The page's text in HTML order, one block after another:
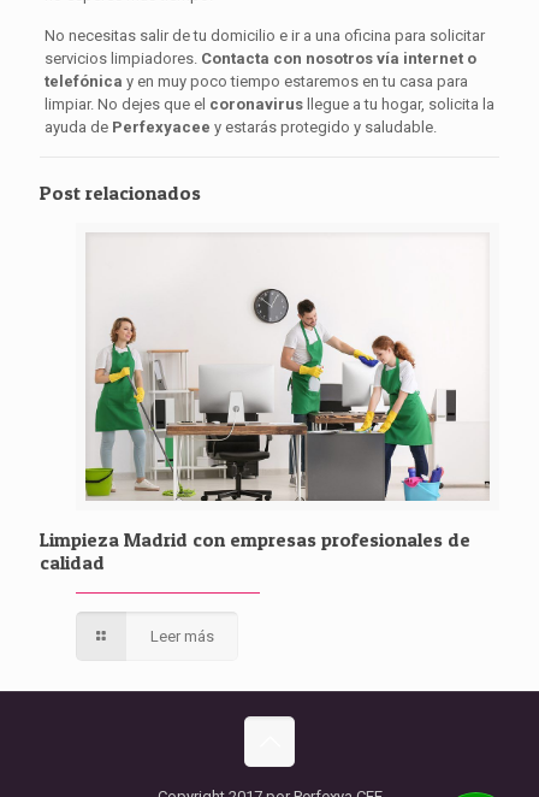
No necesitas salir de tu domicilio e ir a una oficina para solicitar
servicios limpiadores. Contacta con nosotros vía internet o
telefónica y en muy poco tiempo estaremos en tu casa para
limpiar. No dejes que el coronavirusllegue a tu hogar, solicita la
ayuda de Perfexyacee y estarás protegido y saludable.
Post relacionados
Limpieza Madrid con empresas profesionales de
calidad
Leer más